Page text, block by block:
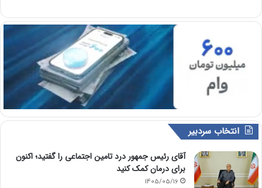
انتخاب سردبیر
آقای رئیس جمهور درد تامین اجتماعی را گفتید؛ اکنون
برای درمان کمک کنید
1405/05/16